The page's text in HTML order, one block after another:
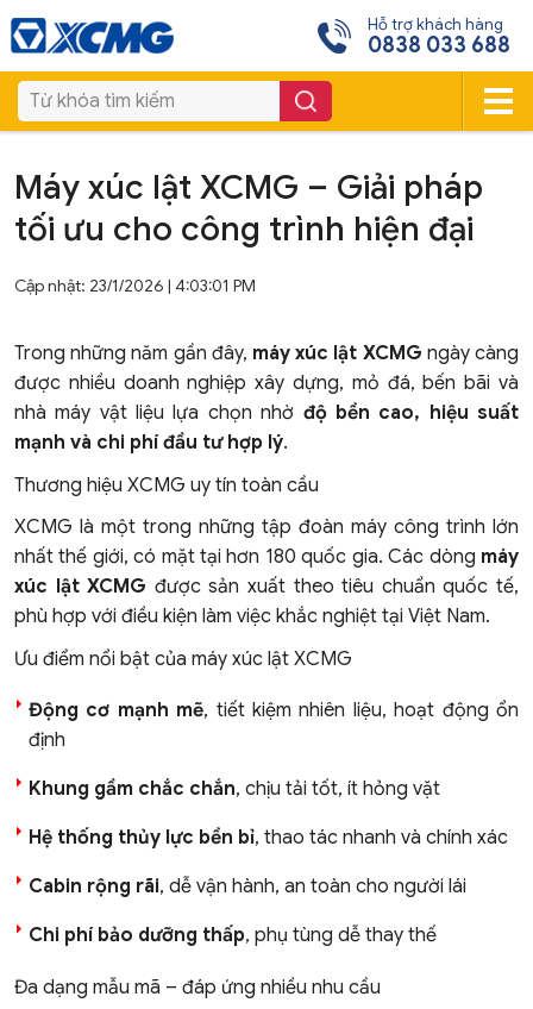
Hỗ trợ khách hàng
0838 033 688
Máy xúc lật XCMG – Giải pháp
tối ưu cho công trình hiện đại
Cập nhật: 23/1/2026 | 4:03:01 PM
Trong những năm gần đây, máy xúc lật XCMG ngày càng
được nhiều doanh nghiệp xây dựng, mỏ đá, bến bãi và
nhà máy vật liệu lựa chọn nhờ độ bền cao, hiệu suất
mạnh và chi phí đầu tư hợp lý.
Thương hiệu XCMG uy tín toàn cầu
XCMG là một trong những tập đoàn máy công trình lớn
nhất thế giới, có mặt tại hơn 180 quốc gia. Các dòng máy
xúc lật XCMG được sản xuất theo tiêu chuẩn quốc tế,
phù hợp với điều kiện làm việc khắc nghiệt tại Việt Nam.
Ưu điểm nổi bật của máy xúc lật XCMG
Động cơ mạnh mẽ, tiết kiệm nhiên liệu, hoạt động ổn
định
Khung gầm chắc chắn, chịu tải tốt, ít hỏng vặt
Hệ thống thủy lực bền bỉ, thao tác nhanh và chính xác
Cabin rộng rãi, dễ vận hành, an toàn cho người lái
Chi phí bảo dưỡng thấp, phụ tùng dễ thay thế
Đa dạng mẫu mã – đáp ứng nhiều nhu cầu